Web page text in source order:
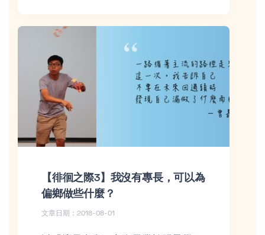
【徘徊之際3】我沒有專長，可以為
偏鄉做些什麼？
文章日期：2018-08-01